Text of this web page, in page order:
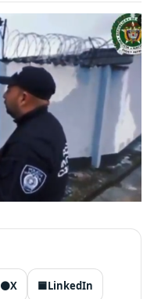
⚫X 🟦LinkedIn